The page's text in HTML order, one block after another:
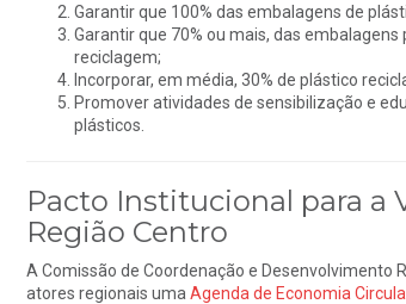
Garantir que 100% das embalagens de
Garantir que 70% ou mais, das
reciclagem;
Incorporar, em média, 30% de plástico
Promover atividades de sensibilização e
plásticos.
Pacto Institucional para a
Região Centro
A Comissão de Coordenação e Desenvolvimento
atores regionais uma Agenda de Economia